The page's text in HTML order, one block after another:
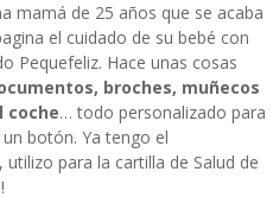
mamá de 25 años que se acaba
el cuidado de su bebé con
Pequefeliz. Hace unas cosas
broches, muñecos
coche… todo personalizado para
botón. Ya tengo el
para la cartilla de Salud de